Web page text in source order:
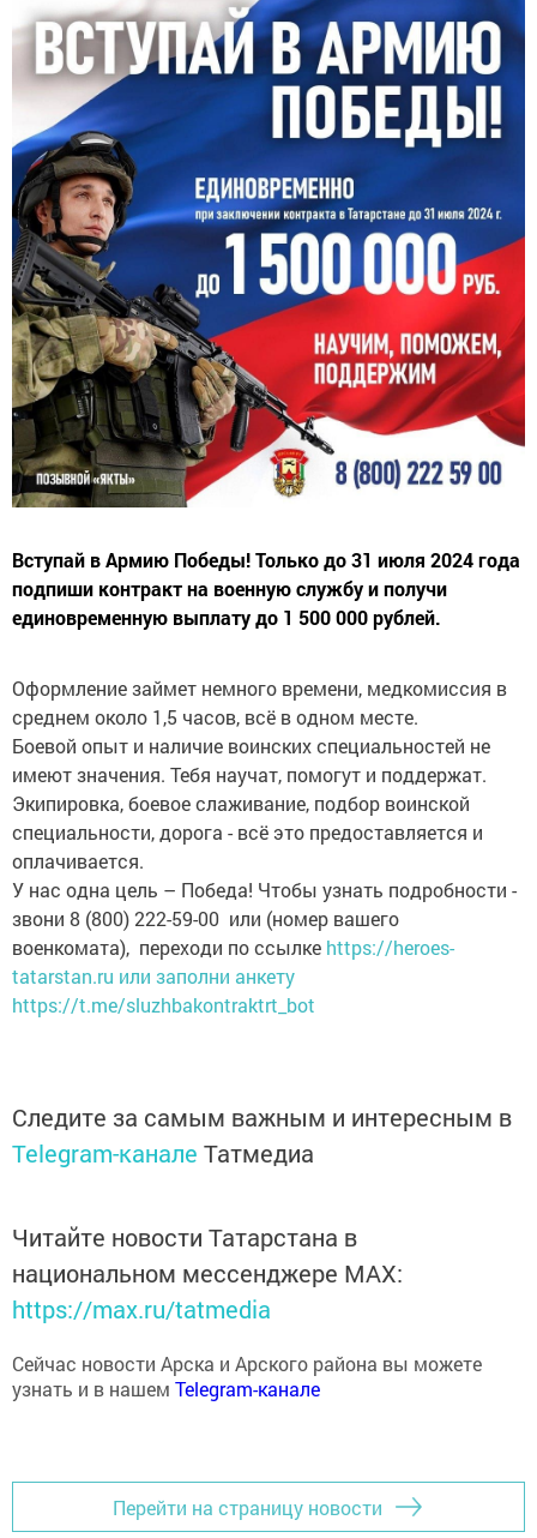
Вступай в Армию Победы! Только до 31 июля 2024 года
подпиши контракт на военную службу и получи
единовременную выплату до 1 500 000 рублей.
Оформление займет немного времени, медкомиссия в
среднем около 1,5 часов, всё в одном месте.
Боевой опыт и наличие воинских специальностей не
имеют значения. Тебя научат, помогут и поддержат.
Экипировка, боевое слаживание, подбор воинской
специальности, дорога - всё это предоставляется и
оплачивается.
У нас одна цель – Победа! Чтобы узнать подробности -
звони 8 (800) 222-59-00 или (номер вашего
военкомата), переходи по ссылке https://heroes-
tatarstan.ru или заполни анкету
https://t.me/sluzhbakontraktrt_bot
Следите за самым важным и интересным в
Telegram-канале Татмедиа
Читайте новости Татарстана в
национальном мессенджере MАХ:
https://max.ru/tatmedia
Сейчас новости Арска и Арского района вы можете
узнать и в нашем Telegram-канале
Перейти на страницу новости